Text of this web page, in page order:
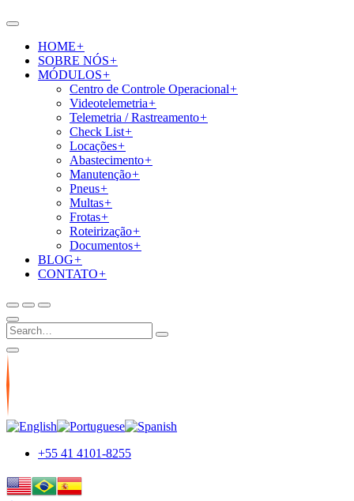
HOME+
SOBRE NÓS+
MÓDULOS+
Centro de Controle Operacional+
Videotelemetria+
Telemetria / Rastreamento+
Check List+
Locações+
Abastecimento+
Manutenção+
Pneus+
Multas+
Frotas+
Roteirização+
Documentos+
BLOG+
CONTATO+
+55 41 4101-8255